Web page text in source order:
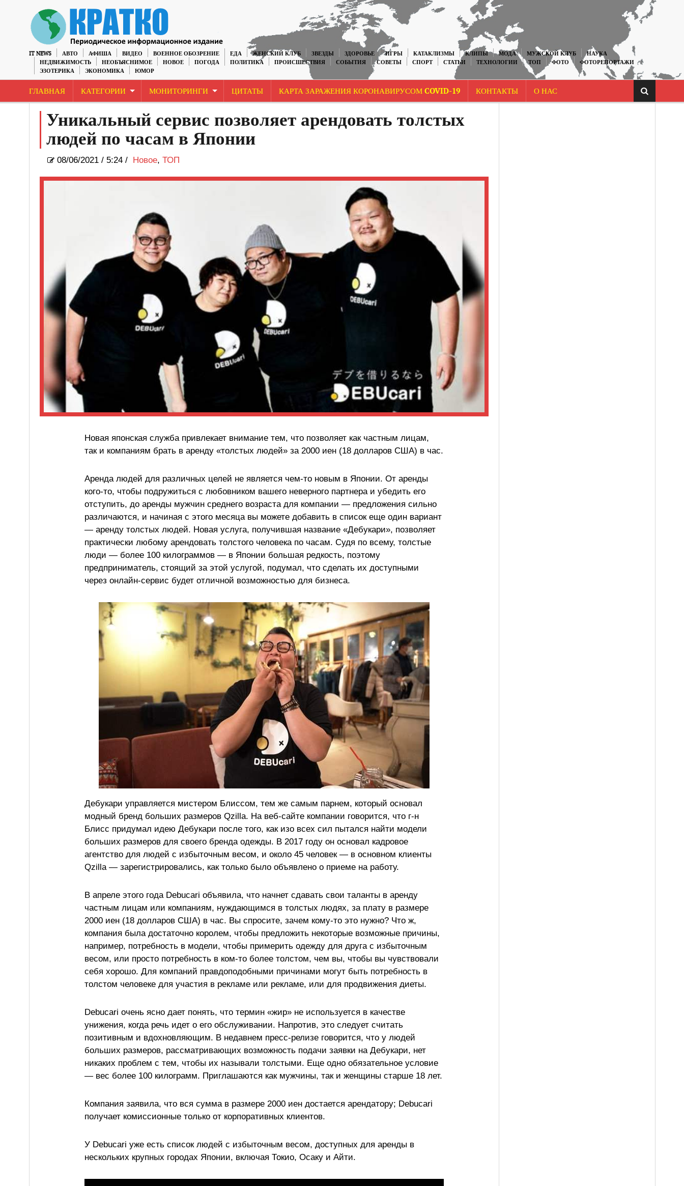
IT NEWS АВТО АФИША ВИДЕО ВОЕННОЕ ОБОЗРЕНИЕ ЕДА ЖЕНСКИЙ КЛУБ ЗВЕЗДЫ ЗДОРОВЬЕ ИГРЫ КАТАКЛИЗМЫ КЛИПЫ МОДА МУЖСКОЙ КЛУБ
НАУКА
НЕДВИЖИМОСТЬ
НЕОБЪЯСНИМОЕ НОВОЕ ПОГОДА ПОЛИТИКА ПРОИСШЕСТВИЯ СОБЫТИЯ СОВЕТЫ СПОРТ СТАТЬИ ТЕХНОЛОГИИ ТОП ФОТО
ФОТОРЕПОРТАЖИ
ЭЗОТЕРИКА
ЭКОНОМИКА ЮМОР
ГЛАВНАЯ КАТЕГОРИИ МОНИТОРИНГИ ЦИТАТЫ КАРТА ЗАРАЖЕНИЯ КОРОНАВИРУСОМ COVID-19 КОНТАКТЫ О НАС
Уникальный сервис позволяет арендовать толстых
людей по часам в Японии
08/06/2021/ 5:24 / Новое, ТОП
Новая японская служба привлекает внимание тем, что позволяет как частным лицам,
так и компаниям брать в аренду «толстых людей» за 2000 иен (18 долларов США) в час.
Аренда людей для различных целей не является чем-то новым в Японии. От аренды
кого-то, чтобы подружиться с любовником вашего неверного партнера и убедить его
отступить, до аренды мужчин среднего возраста для компании — предложения сильно
различаются, и начиная с этого месяца вы можете добавить в список еще один вариант
— аренду толстых людей. Новая услуга, получившая название «Дебукари», позволяет
практически любому арендовать толстого человека по часам. Судя по всему, толстые
люди — более 100 килограммов — в Японии большая редкость, поэтому
предприниматель, стоящий за этой услугой, подумал, что сделать их доступными
через онлайн-сервис будет отличной возможностью для бизнеса.
Дебукари управляется мистером Блиссом, тем же самым парнем, который основал
модный бренд больших размеров Qzilla. На веб-сайте компании говорится, что г-н
Блисс придумал идею Дебукари после того, как изо всех сил пытался найти модели
больших размеров для своего бренда одежды. В 2017 году он основал кадровое
агентство для людей с избыточным весом, и около 45 человек — в основном клиенты
Qzilla — зарегистрировались, как только было объявлено о приеме на работу.
В апреле этого года Debucari объявила, что начнет сдавать свои таланты в аренду
частным лицам или компаниям, нуждающимся в толстых людях, за плату в размере
2000 иен (18 долларов США) в час. Вы спросите, зачем кому-то это нужно? Что ж,
компания была достаточно королем, чтобы предложить некоторые возможные причины,
например, потребность в модели, чтобы примерить одежду для друга с избыточным
весом, или просто потребность в ком-то более толстом, чем вы, чтобы вы чувствовали
себя хорошо. Для компаний правдоподобными причинами могут быть потребность в
толстом человеке для участия в рекламе или рекламе, или для продвижения диеты.
Debucari очень ясно дает понять, что термин «жир» не используется в качестве
унижения, когда речь идет о его обслуживании. Напротив, это следует считать
позитивным и вдохновляющим. В недавнем пресс-релизе говорится, что у людей
больших размеров, рассматривающих возможность подачи заявки на Дебукари, нет
никаких проблем с тем, чтобы их называли толстыми. Еще одно обязательное условие
— вес более 100 килограмм. Приглашаются как мужчины, так и женщины старше 18 лет.
Компания заявила, что вся сумма в размере 2000 иен достается арендатору; Debucari
получает комиссионные только от корпоративных клиентов.
У Debucari уже есть список людей с избыточным весом, доступных для аренды в
нескольких крупных городах Японии, включая Токио, Осаку и Айти.